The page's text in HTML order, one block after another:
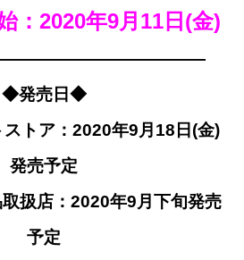
：2020年9月11日(金)
◆発売日◆
トア：2020年9月18日(金)
発売予定
扱店：2020年9月下旬発売
予定